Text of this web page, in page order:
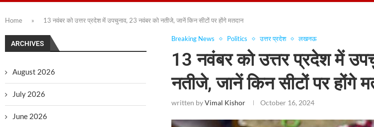
Home » 13 नवंबर को उत्तर प्रदेश में उपचुनाव, 23 नवंबर को नतीजे, जानें किन सीटों पर होंगे मतदान
Breaking News Politics उत्तर प्रदेश लखनऊ
13 नवंबर को उत्तर प्रदेश में
नतीजे, जानें किन सीटों पर होंगे
written byVimal Kishor October 16, 2024
ARCHIVES
August 2026
July 2026
June 2026